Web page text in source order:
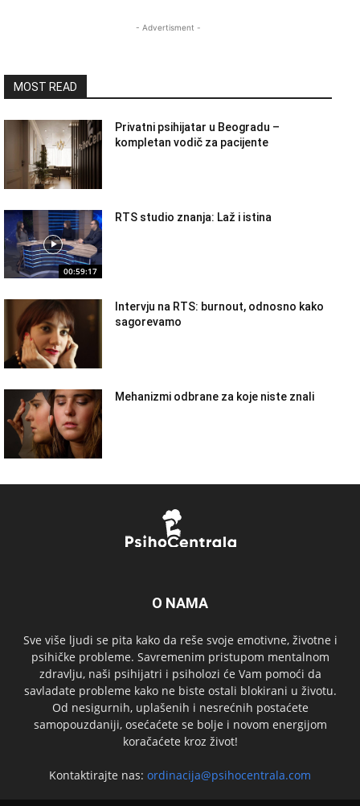
- Advertisment -
MOST READ
Privatni psihijatar u Beogradu –
kompletan vodič za pacijente
00:59:17
RTS studio znanja: Laž i istina
Intervju na RTS: burnout, odnosno kako
sagorevamo
Mehanizmi odbrane za koje niste znali
O NAMA
Sve više ljudi se pita kako da reše svoje emotivne, životne i
psihičke probleme. Savremenim pristupom mentalnom
zdravlju, naši psihijatri i psiholozi će Vam pomoći da
savladate probleme kako ne biste ostali blokirani u životu.
Od nesigurnih, uplašenih i nesrećnih postaćete
samopouzdaniji, osećaćete se bolje i novom energijom
koračaćete kroz život!
Kontaktirajte nas: ordinacija@psihocentrala.com